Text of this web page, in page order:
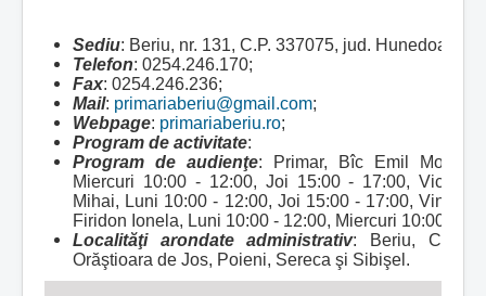
Sediu: Beriu, nr. 131, C.P. 337075, jud. Hunedoara,
Telefon: 0254.246.170;
Fax: 0254.246.236;
Mail: primariaberiu@gmail.com;
Webpage: primariaberiu.ro;
Program de activitate:
Program de audienţe: Primar, Bîc Emil Moise,
Miercuri 10:00 - 12:00, Joi 15:00 - 17:00,
Mihai, Luni 10:00 - 12:00, Joi 15:00 - 17:00, Vineri
Firidon Ionela, Luni 10:00 - 12:00, Miercuri 10:00 -
Localităţi arondate administrativ:
Beriu,
Orăştioara de Jos, Poieni, Sereca şi Sibişel.